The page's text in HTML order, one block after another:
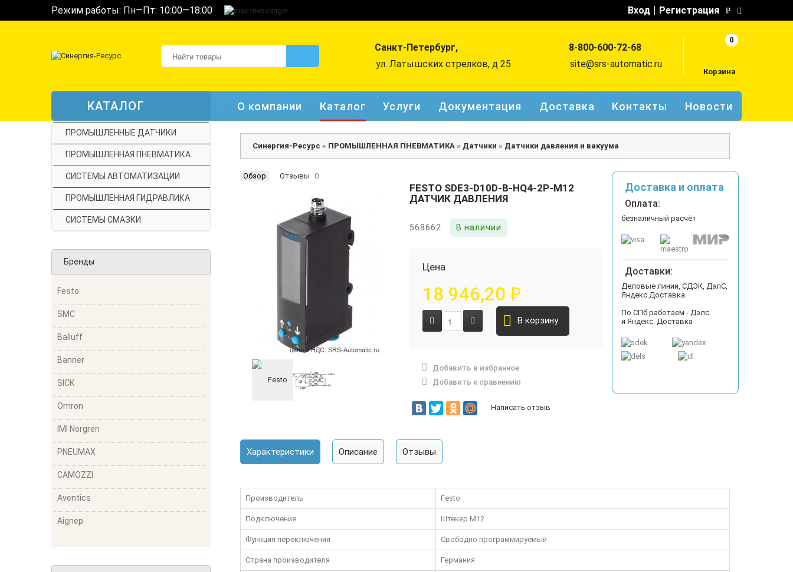
Режим работы: Пн—Пт: 10:00—18:00 Вход Регистрация ₽
Санкт-Петербург,
ул. Латышских стрелков, д 25
8-800-600-72-68
site@srs-automatic.ru
Корзина
0
КАТАЛОГ О компании Каталог Услуги Документация Доставка Контакты Новости
ПРОМЫШЛЕННЫЕ ДАТЧИКИ
ПРОМЫШЛЕННАЯ ПНЕВМАТИКА
СИСТЕМЫ АВТОМАТИЗАЦИИ
ПРОМЫШЛЕННАЯ ГИДРАВЛИКА
СИСТЕМЫ СМАЗКИ
Бренды
Festo
SMC
Balluff
Banner
SICK
Omron
IMI Norgren
PNEUMAX
CAMOZZI
Aventics
Aignep
Синергия-Ресурс » ПРОМЫШЛЕННАЯ ПНЕВМАТИКА » Датчики » Датчики давления и вакуума
Обзор Отзывы 0
FESTO SDE3-D10D-B-HQ4-2P-M12
ДАТЧИК ДАВЛЕНИЯ
568662 В наличии
Цена
18 946,20 ₽
В корзину
Добавить в избранное
Добавить к сравнению
Написать отзыв
Доставка и оплата
Оплата:
безналичный расчёт
Доставки:
Деловые линии, СДЭК, ДэлС,
Яндекс.Доставка.
По СПб работаем - Дэлс
и Яндекс. Доставка
Характеристики Описание Отзывы
Производитель Festo
Подключение Штекер М12
Функция переключения Свободно программируемый
Страна производителя Германия